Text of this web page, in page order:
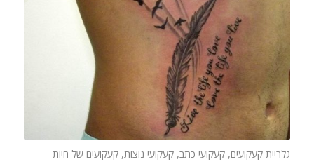
גלריית קעקועים, קעקועי כתב, קעקועי נוצות, קעקועים של חיות